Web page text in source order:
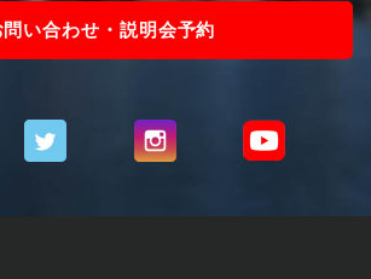
問い合わせ・説明会予約